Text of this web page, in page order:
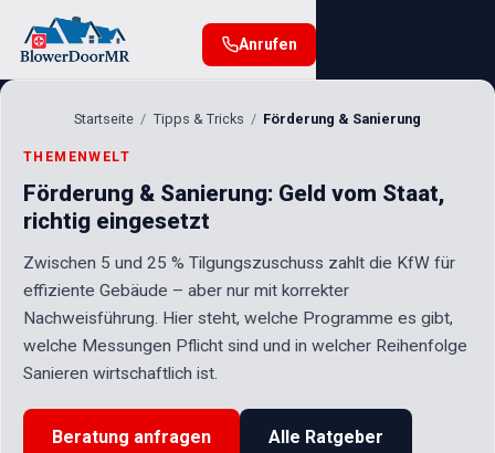
Anrufen
Startseite Tipps & Tricks Förderung & Sanierung
THEMENWELT
Förderung & Sanierung: Geld vom Staat,
richtig eingesetzt
Zwischen 5 und 25 % Tilgungszuschuss zahlt die KfW für
effiziente Gebäude – aber nur mit korrekter
Nachweisführung. Hier steht, welche Programme es gibt,
welche Messungen Pflicht sind und in welcher Reihenfolge
Sanieren wirtschaftlich ist.
Beratung anfragen Alle Ratgeber